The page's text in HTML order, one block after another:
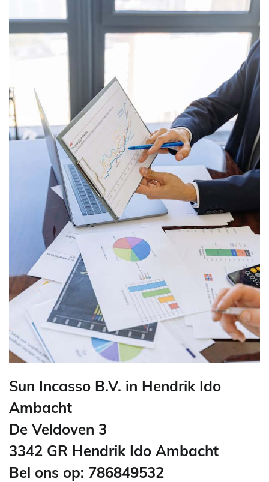
Sun Incasso B.V. in Hendrik Ido
Ambacht
De Veldoven 3
3342 GR Hendrik Ido Ambacht
Bel ons op: 786849532